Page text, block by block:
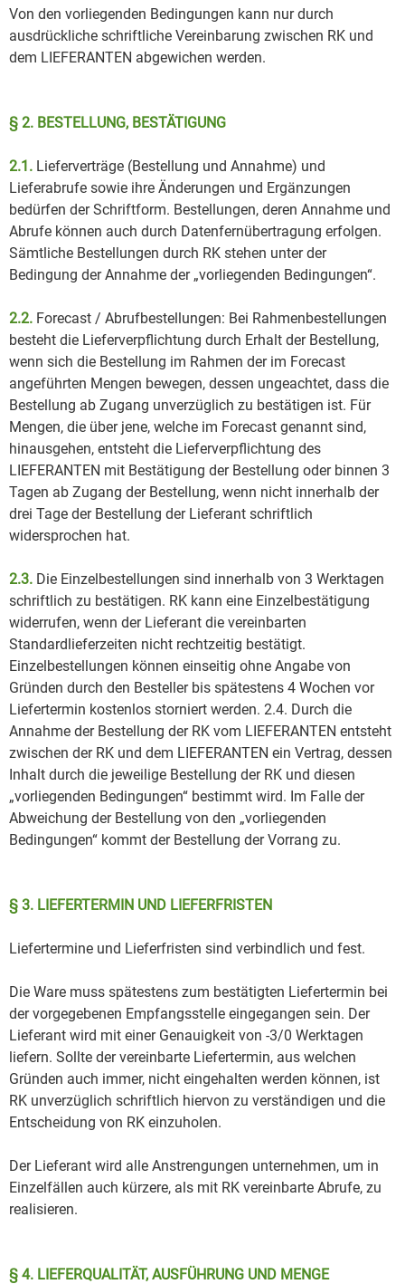
Von den vorliegenden Bedingungen kann nur durch
ausdrückliche schriftliche Vereinbarung zwischen RK und
dem LIEFERANTEN abgewichen werden.
§ 2. BESTELLUNG, BESTÄTIGUNG
2.1. Lieferverträge (Bestellung und Annahme) und
Lieferabrufe sowie ihre Änderungen und Ergänzungen
bedürfen der Schriftform. Bestellungen, deren Annahme und
Abrufe können auch durch Datenfernübertragung erfolgen.
Sämtliche Bestellungen durch RK stehen unter der
Bedingung der Annahme der „vorliegenden Bedingungen“.
2.2. Forecast / Abrufbestellungen: Bei Rahmenbestellungen
besteht die Lieferverpflichtung durch Erhalt der Bestellung,
wenn sich die Bestellung im Rahmen der im Forecast
angeführten Mengen bewegen, dessen ungeachtet, dass die
Bestellung ab Zugang unverzüglich zu bestätigen ist. Für
Mengen, die über jene, welche im Forecast genannt sind,
hinausgehen, entsteht die Lieferverpflichtung des
LIEFERANTEN mit Bestätigung der Bestellung oder binnen 3
Tagen ab Zugang der Bestellung, wenn nicht innerhalb der
drei Tage der Bestellung der Lieferant schriftlich
widersprochen hat.
2.3. Die Einzelbestellungen sind innerhalb von 3 Werktagen
schriftlich zu bestätigen. RK kann eine Einzelbestätigung
widerrufen, wenn der Lieferant die vereinbarten
Standardlieferzeiten nicht rechtzeitig bestätigt.
Einzelbestellungen können einseitig ohne Angabe von
Gründen durch den Besteller bis spätestens 4 Wochen vor
Liefertermin kostenlos storniert werden. 2.4. Durch die
Annahme der Bestellung der RK vom LIEFERANTEN entsteht
zwischen der RK und dem LIEFERANTEN ein Vertrag, dessen
Inhalt durch die jeweilige Bestellung der RK und diesen
„vorliegenden Bedingungen“ bestimmt wird. Im Falle der
Abweichung der Bestellung von den „vorliegenden
Bedingungen“ kommt der Bestellung der Vorrang zu.
§ 3. LIEFERTERMIN UND LIEFERFRISTEN
Liefertermine und Lieferfristen sind verbindlich und fest.
Die Ware muss spätestens zum bestätigten Liefertermin bei
der vorgegebenen Empfangsstelle eingegangen sein. Der
Lieferant wird mit einer Genauigkeit von -3/0 Werktagen
liefern. Sollte der vereinbarte Liefertermin, aus welchen
Gründen auch immer, nicht eingehalten werden können, ist
RK unverzüglich schriftlich hiervon zu verständigen und die
Entscheidung von RK einzuholen.
Der Lieferant wird alle Anstrengungen unternehmen, um in
Einzelfällen auch kürzere, als mit RK vereinbarte Abrufe, zu
realisieren.
§ 4. LIEFERQUALITÄT, AUSFÜHRUNG UND MENGE